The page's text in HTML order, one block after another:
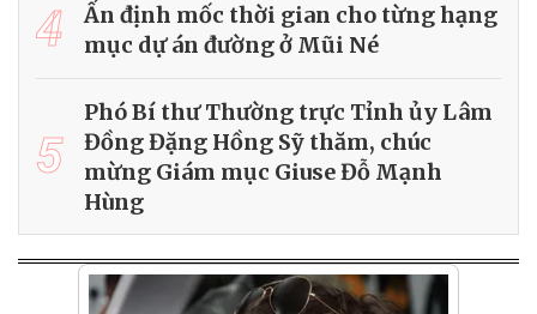
4
Ấn định mốc thời gian cho từng hạng
mục dự án đường ở Mũi Né
5
Phó Bí thư Thường trực Tỉnh ủy Lâm
Đồng Đặng Hồng Sỹ thăm, chúc
mừng Giám mục Giuse Đỗ Mạnh
Hùng